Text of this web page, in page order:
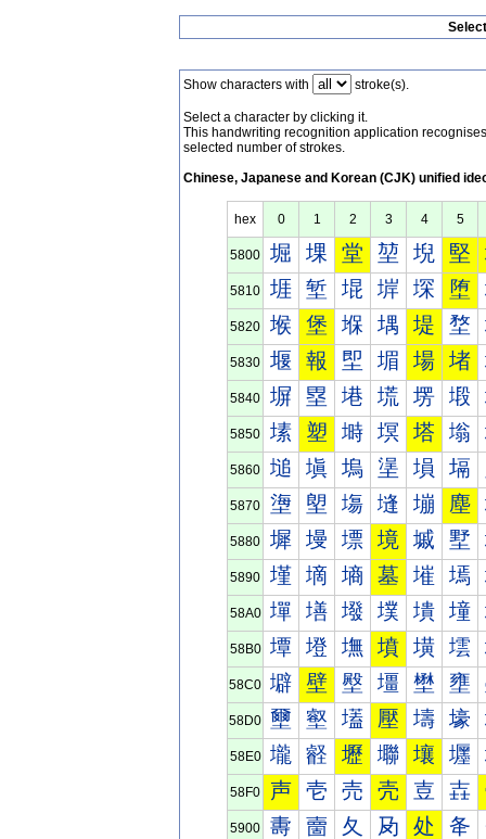
Show characters with stroke(s).
Select a character by clicking it.
This handwriting recognition application
selected number of strokes.
Chinese, Japanese and Korean (CJK) unified
hex 0 1 2 3 4 5
5800 堀 堁 堂 堃 堄 堅
5810 堐 堑 堒 堓 堔 堕
5820 堠 堡 堢 堣 堤 堥
5830 堰 報 堲 堳 場 堵
5840 塀 塁 塂 塃 塄 塅
5850 塐 塑 塒 塓 塔 塕
5860 塠 塡 塢 塣 塤 塥
5870 塰 塱 塲 塳 塴 塵
5880 墀 墁 墂 境 墄 墅
5890 墐 墑 墒 墓 墔 墕
58A0 墠 墡 墢 墣 墤 墥
58B0 墰 墱 墲 墳 墴 墵
58C0 壀 壁 壂 壃 壄 壅
58D0 壐 壑 壒 壓 壔 壕
58E0 壠 壡 壢 壣 壤 壥
58F0 声 壱 売 壳 壴 壵
5900 夀 夁 夂 夃 处 夅